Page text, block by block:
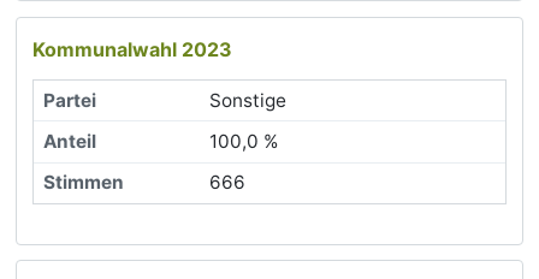
Kommunalwahl 2023
Sonstige
100,0 %
666